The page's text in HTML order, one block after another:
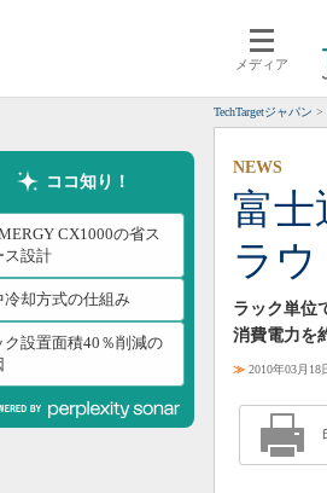
メディア
クラウド
スマートモバイ
ネットワーク
システム運用管
TechTargetジャパン
ココ知り！
CX1000の省ス
ス設計
冷却方式の仕組み
ク設置面積40％削減の
富士
ラ
NEWS
ラック単位
消費電力を
≫ 2010年03月18